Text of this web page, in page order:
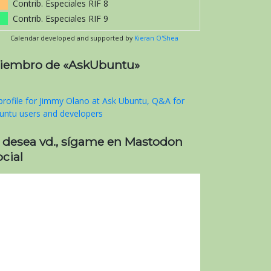
Contrib. Especiales RIF 8
Contrib. Especiales RIF 9
Calendar developed and supported by Kieran O'Shea
de «AskUbuntu»
desea vd., sígame en Mastodon